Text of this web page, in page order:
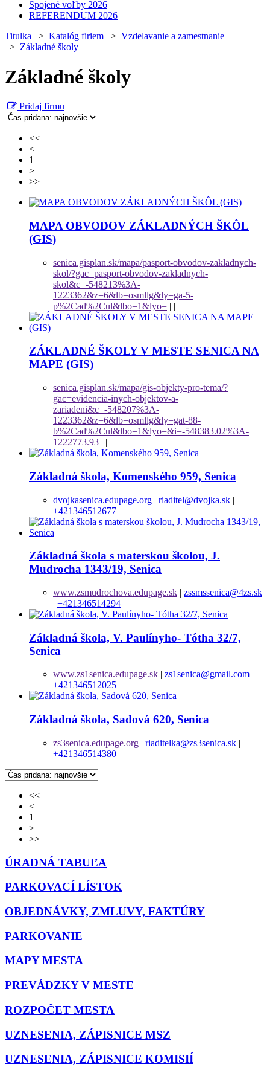
Spojené voľby 2026
REFERENDUM 2026
Titulka > Katalóg firiem > Vzdelavanie a zamestnanie
> Základné školy
Základné školy
Pridaj firmu
<<
<
1
>
>>
MAPA OBVODOV ZÁKLADNÝCH ŠKÔL
(GIS)
senica.gisplan.sk/mapa/pasport-obvodov-zakladnych-
skol/?gac=pasport-obvodov-zakladnych-
skol&c=-548213%3A-
1223362&z=6&lb=osmllg&ly=ga-5-
p%2Cad%2Cul&lbo=1&lyo= | |
ZÁKLADNÉ ŠKOLY V MESTE SENICA NA
MAPE (GIS)
senica.gisplan.sk/mapa/gis-objekty-pro-tema/?
gac=evidencia-inych-objektov-a-
zariadeni&c=-548207%3A-
1223362&z=6&lb=osmllg&ly=gat-88-
b%2Cad%2Cul&lbo=1&lyo=&i=-548383.02%3A-
1222773.93 | |
Základná škola, Komenského 959, Senica
dvojkasenica.edupage.org | riaditel@dvojka.sk |
+421346512677
Základná škola s materskou školou, J.
Mudrocha 1343/19, Senica
www.zsmudrochova.edupage.sk | zssmssenica@4zs.sk
| +421346514294
Základná škola, V. Paulínyho- Tótha 32/7,
Senica
www.zs1senica.edupage.sk | zs1senica@gmail.com |
+421346512025
Základná škola, Sadová 620, Senica
zs3senica.edupage.org | riaditelka@zs3senica.sk |
+421346514380
<<
<
1
>
>>
ÚRADNÁ TABUĽA
PARKOVACÍ LÍSTOK
OBJEDNÁVKY, ZMLUVY, FAKTÚRY
PARKOVANIE
MAPY MESTA
PREVÁDZKY V MESTE
ROZPOČET MESTA
UZNESENIA, ZÁPISNICE MSZ
UZNESENIA, ZÁPISNICE KOMISIÍ